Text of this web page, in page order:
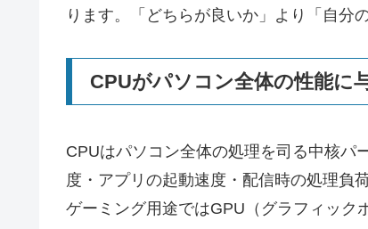
ります。「どちらが良いか」より「自分
CPUがパソコン全体の性能に
CPUはパソコン全体の処理を司る中核パ
度・アプリの起動速度・配信時の処理負
ゲーミング用途ではGPU（グラフィック